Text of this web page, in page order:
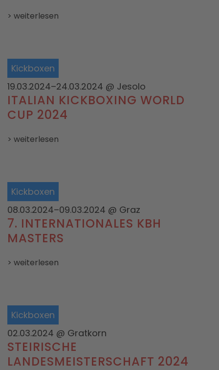
> weiterlesen
Kickboxen
19.03.2024–24.03.2024 @ Jesolo
ITALIAN KICKBOXING WORLD
CUP 2024
> weiterlesen
Kickboxen
08.03.2024–09.03.2024 @ Graz
7. INTERNATIONALES KBH
MASTERS
> weiterlesen
Kickboxen
02.03.2024 @ Gratkorn
STEIRISCHE
LANDESMEISTERSCHAFT 2024